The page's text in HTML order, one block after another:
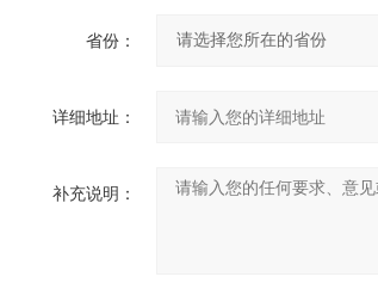
省份：
详细地址：
补充说明：